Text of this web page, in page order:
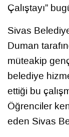
Çalıştayı”
Sivas
Duman
müteakip
belediye
ettiği bu
Öğrenciler
eden Sivas